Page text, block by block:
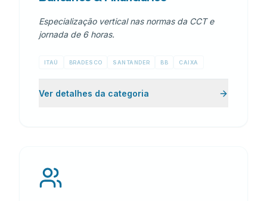
Especialização vertical nas normas da CCT e
jornada de 6 horas.
ITAÚ BRADESCO SANTANDER BB CAIXA
Ver detalhes da categoria